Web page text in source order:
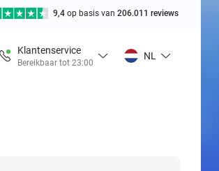
9,4 op basis van 206.011 reviews
Klantenservice
Bereikbaar tot 23:00
NL